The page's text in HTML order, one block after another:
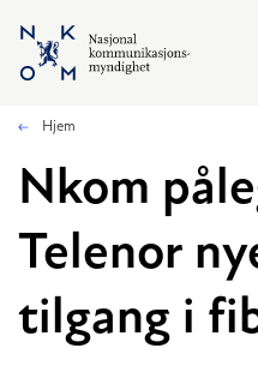
Hopp til hovedinnhold
Hjem
Nkom
Telenor
tilgang i